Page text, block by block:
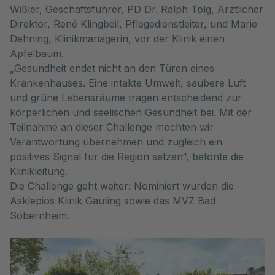
Wißler, Geschäftsführer, PD Dr. Ralph Tölg, Ärztlicher
Direktor, René Klingbeil, Pflegedienstleiter, und Marie
Dehning, Klinikmanagerin, vor der Klinik einen
Apfelbaum.
„Gesundheit endet nicht an den Türen eines
Krankenhauses. Eine intakte Umwelt, saubere Luft
und grüne Lebensräume tragen entscheidend zur
körperlichen und seelischen Gesundheit bei. Mit der
Teilnahme an dieser Challenge möchten wir
Verantwortung übernehmen und zugleich ein
positives Signal für die Region setzen“, betonte die
Klinikleitung.
Die Challenge geht weiter: Nominiert wurden die
Asklepios Klinik Gauting sowie das MVZ Bad
Sobernheim.